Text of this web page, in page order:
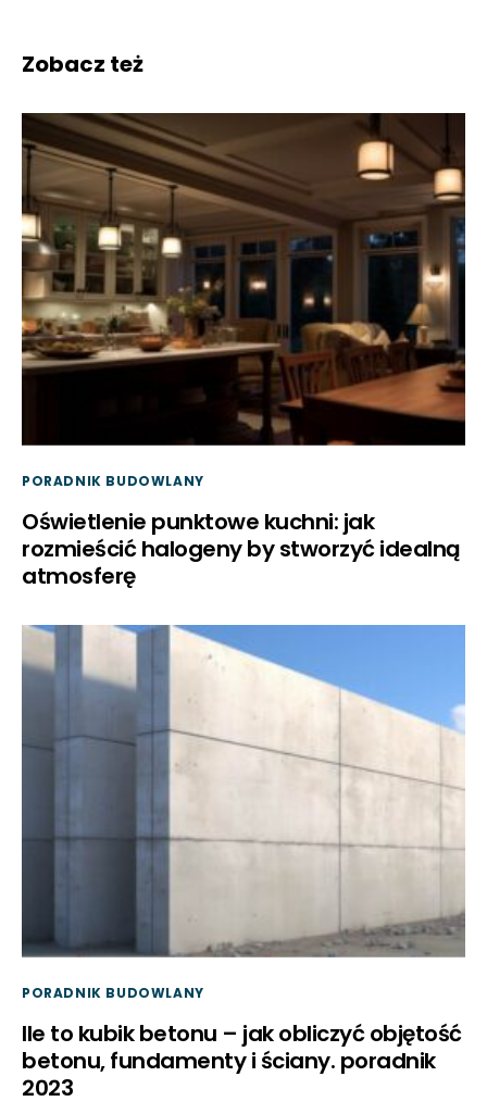
Zobacz też
PORADNIK BUDOWLANY
Oświetlenie punktowe kuchni: jak
rozmieścić halogeny by stworzyć idealną
atmosferę
PORADNIK BUDOWLANY
Ile to kubik betonu – jak obliczyć objętość
betonu, fundamenty i ściany. poradnik
2023